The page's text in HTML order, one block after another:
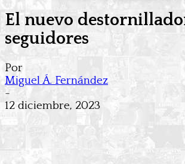
El nuevo
seguidores
Por
Miguel Á. Fernández
-
12 diciembre, 2023